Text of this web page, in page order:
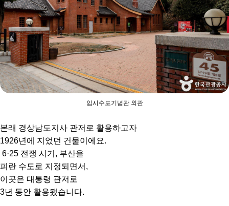
임시수도기념관 외관
본래 경상남도지사 관저로 활용하고자
1926년에 지었던 건물이에요.
6·25 전쟁 시기, 부산을
피란 수도로 지정되면서,
이곳은 대통령 관저로
3년 동안 활용됐습니다.